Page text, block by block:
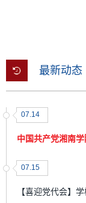
最新动态
07.14
中国共产党湘南
07.15
【喜迎党代会】